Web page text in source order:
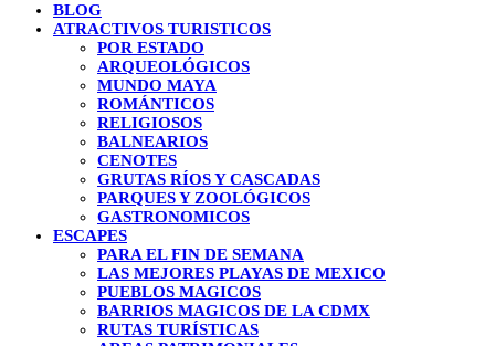
BLOG
ATRACTIVOS TURISTICOS
POR ESTADO
ARQUEOLÓGICOS
MUNDO MAYA
ROMÁNTICOS
RELIGIOSOS
BALNEARIOS
CENOTES
GRUTAS RÍOS Y CASCADAS
PARQUES Y ZOOLÓGICOS
GASTRONOMICOS
ESCAPES
PARA EL FIN DE SEMANA
LAS MEJORES PLAYAS DE MEXICO
PUEBLOS MAGICOS
BARRIOS MAGICOS DE LA CDMX
RUTAS TURÍSTICAS